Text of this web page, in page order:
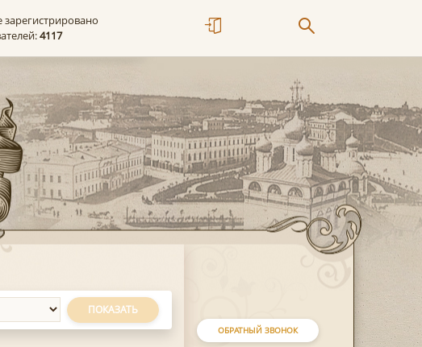
зарегистрировано
4117
ОБРАТНЫЙ ЗВОНОК
ПОКАЗАТЬ